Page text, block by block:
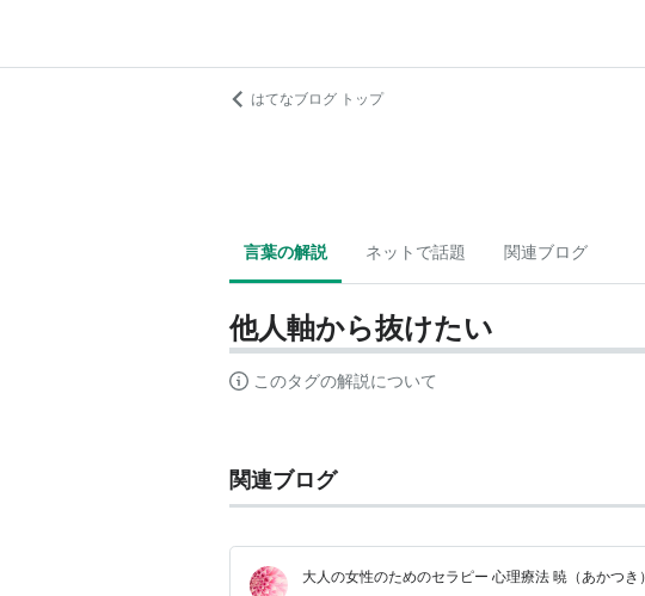
はてなブログ トップ
言葉の解説 ネットで話題 関連ブログ
他人軸から抜けたい
このタグの解説について
関連ブログ
大人の女性のためのセラピー 心理療法 暁（あかつき）